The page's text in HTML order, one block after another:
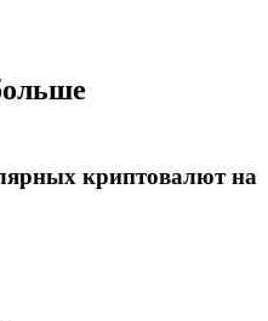
и гибкие проценты
криптовалют на